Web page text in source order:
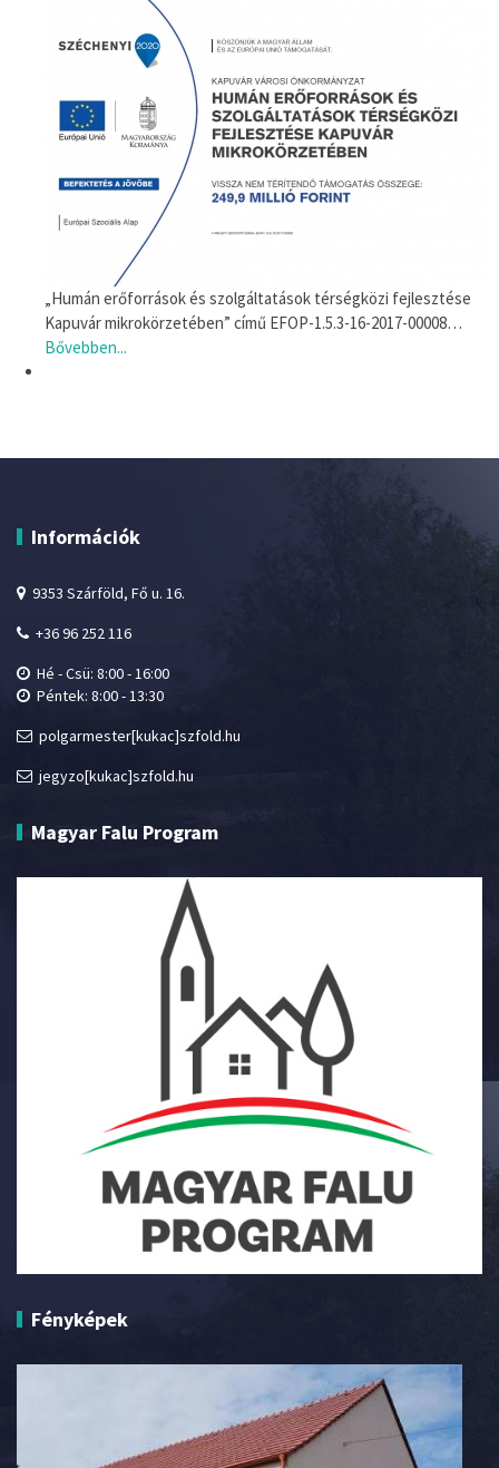
„Humán erőforrások és szolgáltatások térségközi fejlesztése
Kapuvár mikrokörzetében” című EFOP-1.5.3-16-2017-00008…
Bővebben...
Információk
9353 Szárföld, Fő u. 16.
+36 96 252 116
Hé - Csü: 8:00 - 16:00
Péntek: 8:00 - 13:30
polgarmester[kukac]szfold.hu
jegyzo[kukac]szfold.hu
Magyar Falu Program
Fényképek